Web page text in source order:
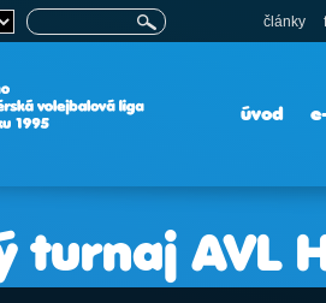
články
úvod
turnaj AVL